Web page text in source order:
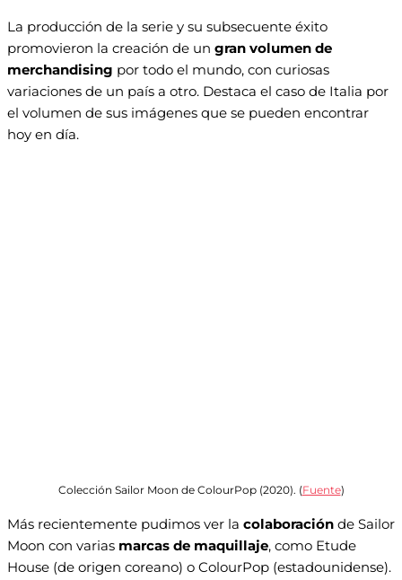
La producción de la serie y su subsecuente éxito
promovieron la creación de un gran volumen de
merchandising por todo el mundo, con curiosas
variaciones de un país a otro. Destaca el caso de Italia por
el volumen de sus imágenes que se pueden encontrar
hoy en día.
Colección Sailor Moon de ColourPop (2020). (Fuente)
Más recientemente pudimos ver la colaboración de Sailor
Moon con varias marcas de maquillaje, como Etude
House (de origen coreano) o ColourPop (estadounidense).